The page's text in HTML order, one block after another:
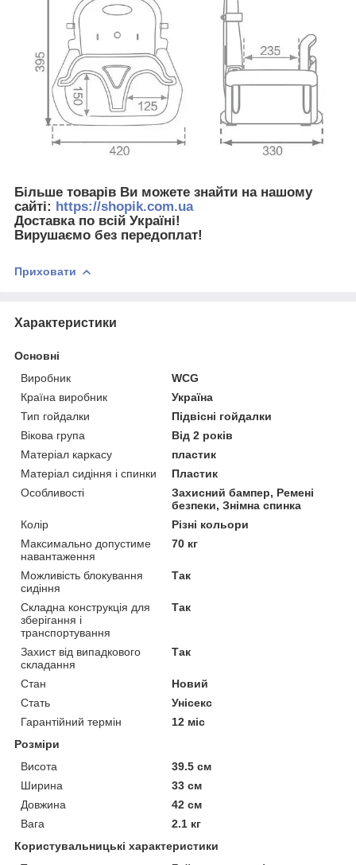
Більше товарів Ви можете знайти на нашому
сайті: https://shopik.com.ua
Доставка по всій Україні!
Вирушаємо без передоплат!
Приховати
Характеристики
Основні
Виробник
WCG
Країна виробник
Україна
Тип гойдалки
Підвісні гойдалки
Вікова група
Від 2 років
Матеріал каркасу
пластик
Матеріал сидіння і спинки
Пластик
Особливості
Захисний бампер, Ремені
безпеки, Знімна спинка
Колір
Різні кольори
Максимально допустиме
навантаження
70 кг
Можливість блокування
сидіння
Так
Складна конструкція для
зберігання і
транспортування
Так
Захист від випадкового
складання
Так
Стан
Новий
Стать
Унісекс
Гарантійний термін
12 міс
Розміри
Висота
39.5 см
Ширина
33 см
Довжина
42 см
Вага
2.1 кг
Користувальницькі характеристики